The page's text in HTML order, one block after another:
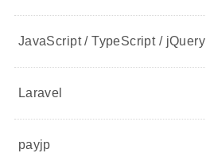
JavaScript / TypeScript / jQuery
Laravel
payjp